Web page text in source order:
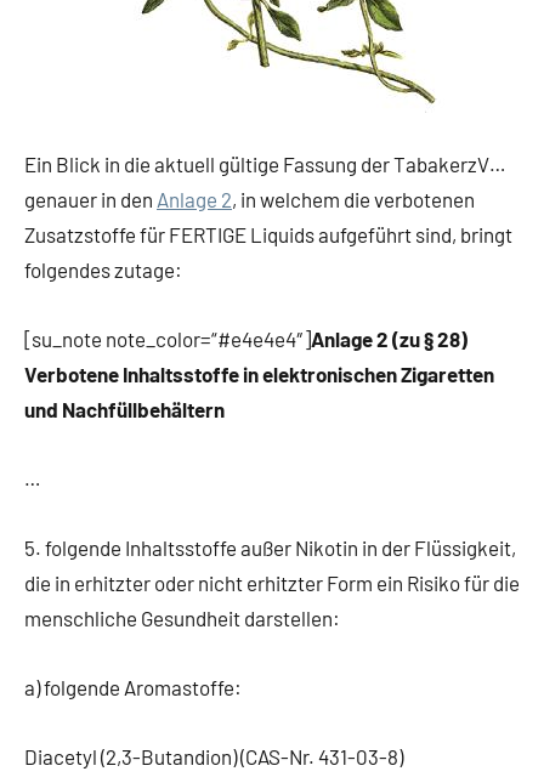
Ein Blick in die aktuell gültige Fassung der TabakerzV…
genauer in den Anlage 2, in welchem die verbotenen
Zusatzstoffe für FERTIGE Liquids aufgeführt sind, bringt
folgendes zutage:
[su_note note_color=“#e4e4e4″]Anlage 2 (zu § 28)
Verbotene Inhaltsstoffe in elektronischen Zigaretten
und Nachfüllbehältern
…
5. folgende Inhaltsstoffe außer Nikotin in der Flüssigkeit,
die in erhitzter oder nicht erhitzter Form ein Risiko für die
menschliche Gesundheit darstellen:
a) folgende Aromastoffe:
Diacetyl (2,3-Butandion) (CAS-Nr. 431-03-8)